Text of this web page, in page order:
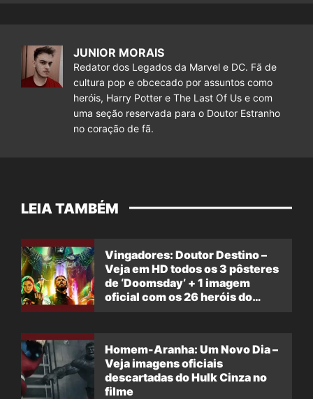
JUNIOR MORAIS
Redator dos Legados da Marvel e DC. Fã de
cultura pop e obcecado por assuntos como
heróis, Harry Potter e The Last Of Us e com
uma seção reservada para o Doutor Estranho
no coração de fã.
LEIA TAMBÉM
Vingadores: Doutor Destino –
Veja em HD todos os 3 pôsteres
de ‘Doomsday’ + 1 imagem
oficial com os 26 heróis do
Homem-Aranha: Um Novo Dia –
Veja imagens oficiais
descartadas do Hulk Cinza no
filme